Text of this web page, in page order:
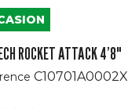
ROCKET ATTACK 4’8"
C10701A0002X